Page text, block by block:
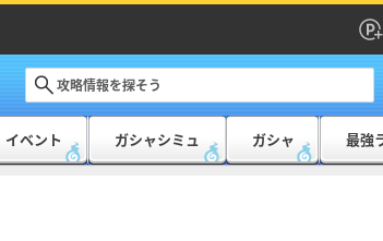
イベント ガシャシミュ ガシャ 最強